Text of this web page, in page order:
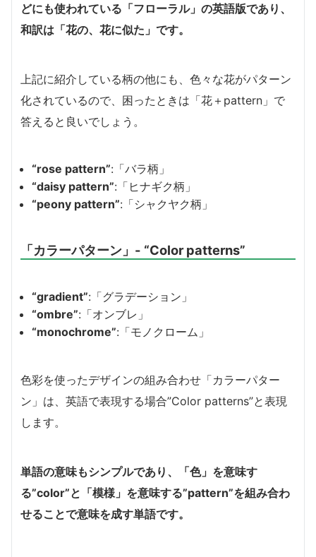
どにも使われている「フローラル」の英語版であり、
和訳は「花の、花に似た」です。
上記に紹介している柄の他にも、色々な花がパターン
化されているので、困ったときは「花＋pattern」で
答えると良いでしょう。
“rose pattern”:「バラ柄」
“daisy pattern”:「ヒナギク柄」
“peony pattern”:「シャクヤク柄」
「カラーパターン」- “Color patterns”
“gradient”:「グラデーション」
“ombre”:「オンブレ」
“monochrome”:「モノクローム」
色彩を使ったデザインの組み合わせ「カラーパター
ン」は、英語で表現する場合”Color patterns”と表現
します。
単語の意味もシンプルであり、「色」を意味す
る”color”と「模様」を意味する”pattern”を組み合わ
せることで意味を成す単語です。